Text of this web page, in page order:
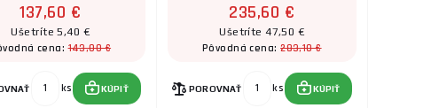
137,60 €
Ušetríte 5,40 €
cena:143,00 €
ks KÚPIŤ
235,60 €
Ušetríte 47,50 €
Pôvodná cena:283,10 €
POROVNAŤ ks KÚPIŤ